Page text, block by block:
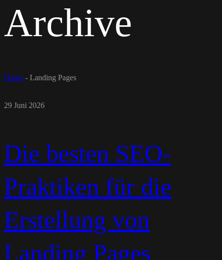
Archive
Home - Landing Pages
29 Juni 2026
Die besten SEO-
Praktiken für die
Erstellung von
Landing Pages